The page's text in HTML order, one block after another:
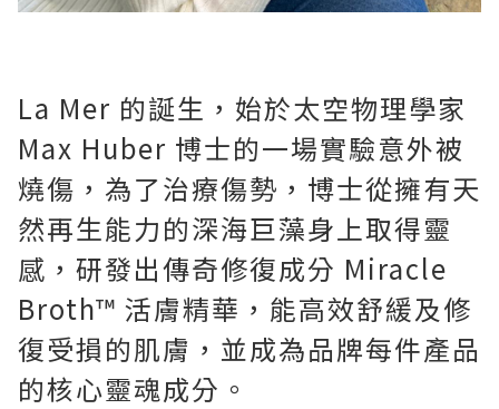
La Mer 的誕生，始於太空物理學家
Max Huber 博士的一場實驗意外被
燒傷，為了治療傷勢，博士從擁有天
然再生能力的深海巨藻身上取得靈
感，研發出傳奇修復成分 Miracle
Broth™ 活膚精華，能高效舒緩及修
復受損的肌膚，並成為品牌每件產品
的核心靈魂成分。